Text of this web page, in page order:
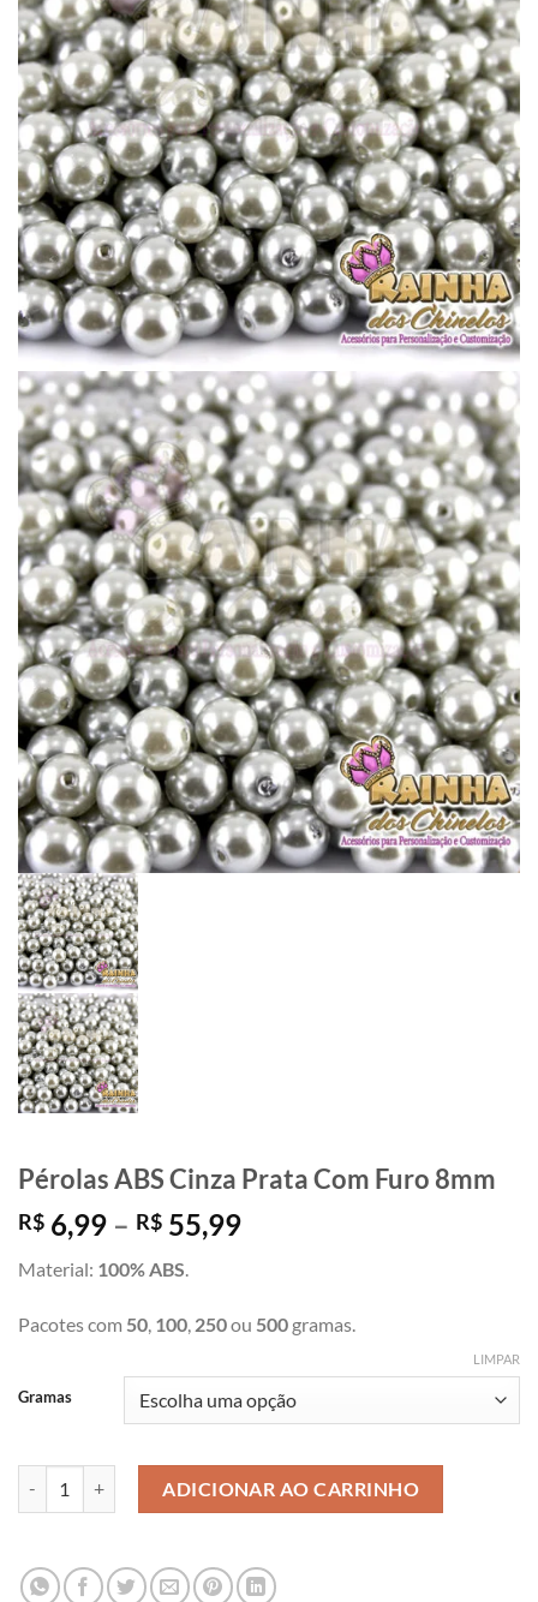
Pérolas ABS Cinza Prata Com Furo 8mm
R$ 6,99 – R$ 55,99Faixa
R$ 6,99
através
R$ 55,99
Material: 100% ABS.
Pacotes com 50, 100, 250ou 500 gramas.
Gramas
LIMPAR
ADICIONAR AO CARRINHO